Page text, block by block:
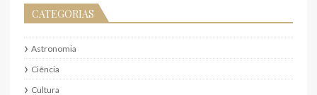
CATEGORIAS
Astronomia
Ciência
Cultura